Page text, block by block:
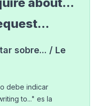
sobre... / Le
debe indicar
to..." es la